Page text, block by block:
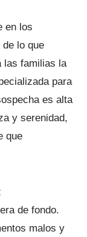
en los
lo que
las familias la
para
es alta
y serenidad,
que
de fondo.
malos y